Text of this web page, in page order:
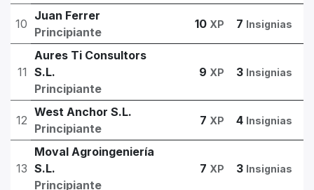
10
Juan Ferrer
Principiante
10 XP 7 Insignias
11
Aures Ti Consultors
S.L.
Principiante
9 XP 3 Insignias
12
West Anchor S.L.
Principiante
7 XP 4 Insignias
13
Moval Agroingeniería
S.L.
Principiante
7 XP 3 Insignias